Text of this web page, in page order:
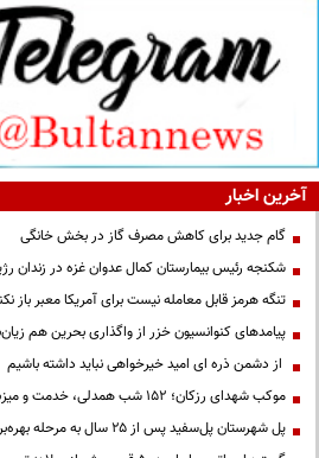
آخرین اخبار
گام جدید برای کاهش مصرف گاز در بخش خانگی
شکنجه رئیس بیمارستان کمال عدوان غزه در زندان
تنگه هرمز قابل معامله نیست برای آمریکا معبر باز
پیامدهای کنوانسیون خزر از واگذاری بحرین هم
از دشمن ذره ای امید خیرخواهی نباید داشته باشیم
موکب شهدای رزکان؛ ۱۵۲ شب همدلی، خدمت و میزبانی از مردم ولایت‌مدار شهریار
پل شهرستان پل‌سفید پس از ۲۵ سال به مرحله بهره‌برداری رسید